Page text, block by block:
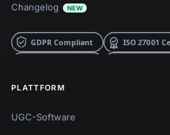
Changelog NEW
PLATTFORM
UGC-Software